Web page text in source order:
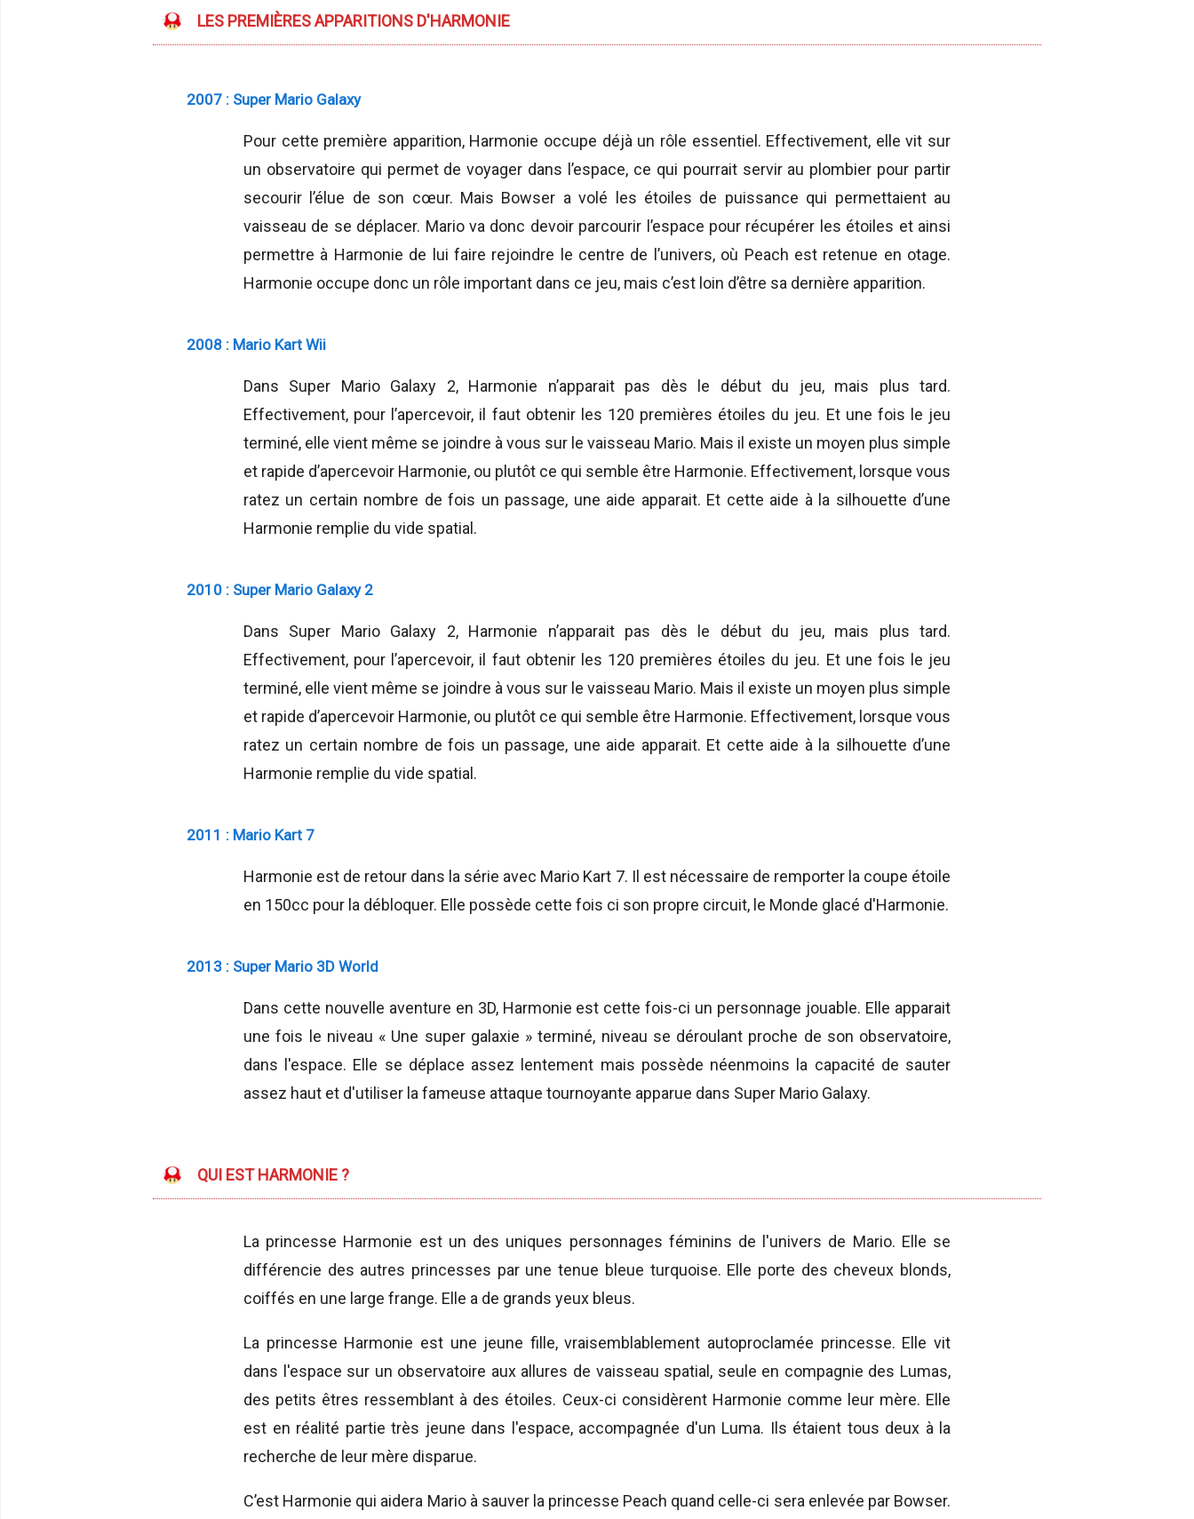
LES PREMIÈRES APPARITIONS D'HARMONIE
2007 : Super Mario Galaxy
Pour cette première apparition, Harmonie occupe déjà un rôle essentiel. Effectivement, elle vit sur
un observatoire qui permet de voyager dans l’espace, ce qui pourrait servir au plombier pour partir
secourir l’élue de son cœur. Mais Bowser a volé les étoiles de puissance qui permettaient au
vaisseau de se déplacer. Mario va donc devoir parcourir l’espace pour récupérer les étoiles et ainsi
permettre à Harmonie de lui faire rejoindre le centre de l’univers, où Peach est retenue en otage.
Harmonie occupe donc un rôle important dans ce jeu, mais c’est loin d’être sa dernière apparition.
2008 : Mario Kart Wii
Dans Super Mario Galaxy 2, Harmonie n’apparait pas dès le début du jeu, mais plus tard.
Effectivement, pour l’apercevoir, il faut obtenir les 120 premières étoiles du jeu. Et une fois le jeu
terminé, elle vient même se joindre à vous sur le vaisseau Mario. Mais il existe un moyen plus simple
et rapide d’apercevoir Harmonie, ou plutôt ce qui semble être Harmonie. Effectivement, lorsque vous
ratez un certain nombre de fois un passage, une aide apparait. Et cette aide à la silhouette d’une
Harmonie remplie du vide spatial.
2010 : Super Mario Galaxy 2
Dans Super Mario Galaxy 2, Harmonie n’apparait pas dès le début du jeu, mais plus tard.
Effectivement, pour l’apercevoir, il faut obtenir les 120 premières étoiles du jeu. Et une fois le jeu
terminé, elle vient même se joindre à vous sur le vaisseau Mario. Mais il existe un moyen plus simple
et rapide d’apercevoir Harmonie, ou plutôt ce qui semble être Harmonie. Effectivement, lorsque vous
ratez un certain nombre de fois un passage, une aide apparait. Et cette aide à la silhouette d’une
Harmonie remplie du vide spatial.
2011 : Mario Kart 7
Harmonie est de retour dans la série avec Mario Kart 7. Il est nécessaire de remporter la coupe étoile
en 150cc pour la débloquer. Elle possède cette fois ci son propre circuit, le Monde glacé d'Harmonie.
2013 : Super Mario 3D World
Dans cette nouvelle aventure en 3D, Harmonie est cette fois-ci un personnage jouable. Elle apparait
une fois le niveau « Une super galaxie » terminé, niveau se déroulant proche de son observatoire,
dans l'espace. Elle se déplace assez lentement mais possède néenmoins la capacité de sauter
assez haut et d'utiliser la fameuse attaque tournoyante apparue dans Super Mario Galaxy.
QUI EST HARMONIE ?
La princesse Harmonie est un des uniques personnages féminins de l'univers de Mario. Elle se
différencie des autres princesses par une tenue bleue turquoise. Elle porte des cheveux blonds,
coiffés en une large frange. Elle a de grands yeux bleus.
La princesse Harmonie est une jeune fille, vraisemblablement autoproclamée princesse. Elle vit
dans l'espace sur un observatoire aux allures de vaisseau spatial, seule en compagnie des Lumas,
des petits êtres ressemblant à des étoiles. Ceux-ci considèrent Harmonie comme leur mère. Elle
est en réalité partie très jeune dans l'espace, accompagnée d'un Luma. Ils étaient tous deux à la
recherche de leur mère disparue.
C’est Harmonie qui aidera Mario à sauver la princesse Peach quand celle-ci sera enlevée par Bowser.